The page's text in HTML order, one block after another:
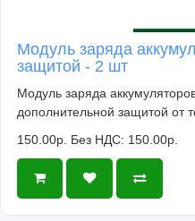
Модуль заряда
защитой - 2 шт
Модуль заряда
дополнительной защитой от
150.00р. Без НДС: 150.00р.